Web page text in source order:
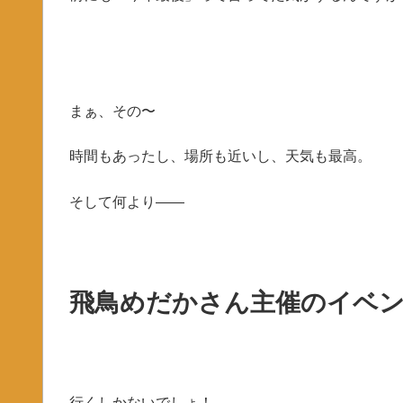
まぁ、その〜
時間もあったし、場所も近いし、天気も最高。
そして何より――
飛鳥めだかさん主催のイベ